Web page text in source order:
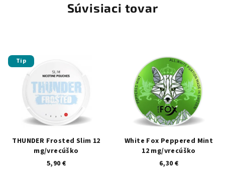
Súvisiaci tovar
Tip
THUNDER Frosted Slim 12
mg/vrecúško
5,90 €
White Fox Peppered Mint
12 mg/vrecúško
6,30 €